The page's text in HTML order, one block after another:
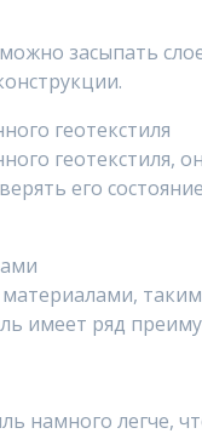
засыпать
геотекстиля
геотекстиля,
его
имеет ряд
намного легче,